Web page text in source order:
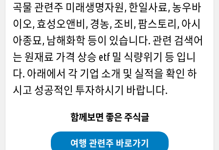
곡물 관련주 미래생명자원, 한일사료, 농우바
이오, 효성오앤비, 경농, 조비, 팜스토리, 아시
아종묘, 남해화학 등이 있습니다. 관련 검색어
는 원재료 가격 상승 etf 밀 식량위기 등 입니
다. 아래에서 각 기업 소개 및 실적을 확인 하
시고 성공적인 투자하시기 바랍니다.
함께보면 좋은 주식글
여행 관련주 바로가기